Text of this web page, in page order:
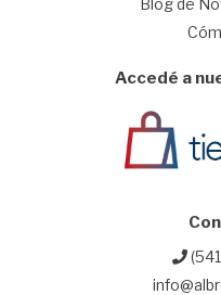
Blog de
Accedé a